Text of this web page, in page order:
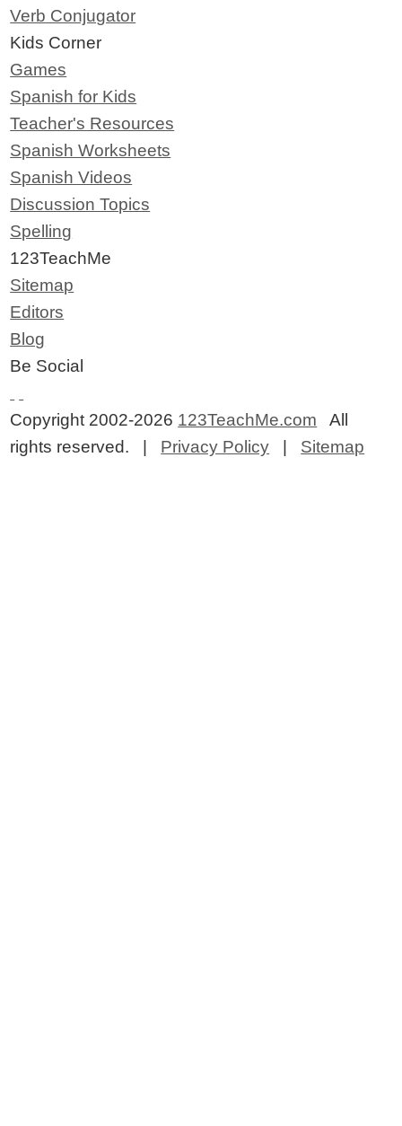
Verb Conjugator
Kids Corner
Games
Spanish for Kids
Teacher's Resources
Spanish Worksheets
Spanish Videos
Discussion Topics
Spelling
123TeachMe
Sitemap
Editors
Blog
Be Social
Copyright 2002-2026 123TeachMe.com All
rights reserved. | Privacy Policy Sitemap